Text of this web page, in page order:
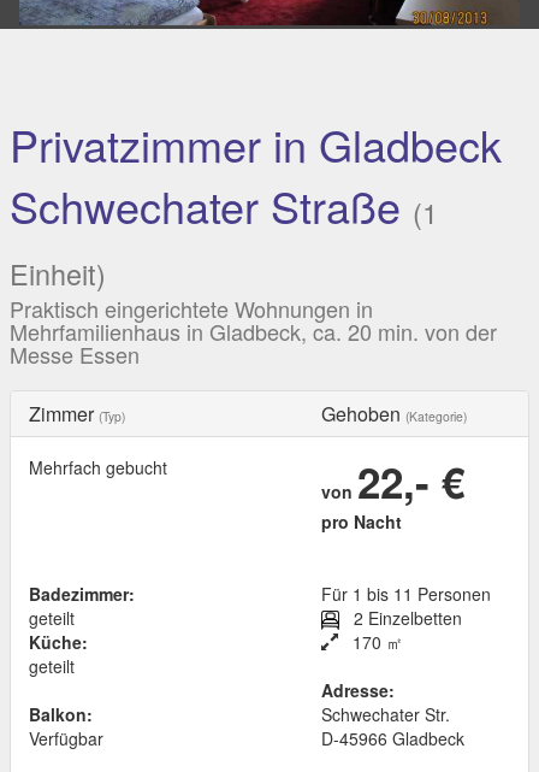
Privatzimmer in Gladbeck
Schwechater Straße (1
Einheit)
Praktisch eingerichtete Wohnungen in
Mehrfamilienhaus in Gladbeck, ca. 20 min. von der
Messe Essen
Zimmer (Typ) Gehoben (Kategorie)
Mehrfach gebucht
von 22,- €
pro Nacht
Badezimmer:
geteilt
Küche:
geteilt
Balkon:
Verfügbar
Für 1 bis 11 Personen
2 Einzelbetten
170 ㎡
Adresse:
Schwechater Str.
D-45966 Gladbeck